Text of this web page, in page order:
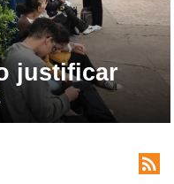
justificar
